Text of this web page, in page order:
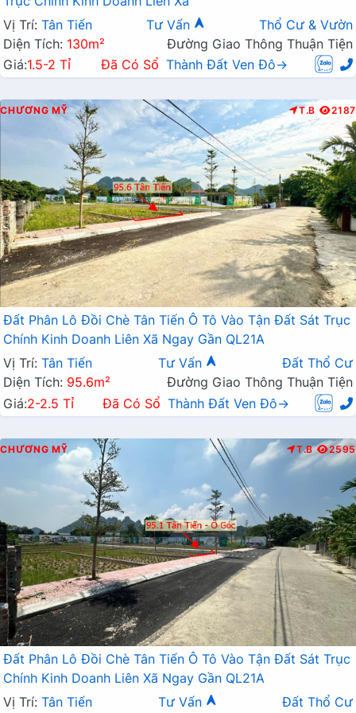
Vị Trí: Tân Tiến Tư Vấn
Thổ Cư & Vườn
Diện Tích: 130m²
Đường Giao Thông Thuận Tiện
Giá:1.5-2 Tỉ Đã Có Sổ Thành Đất Ven Đô→
CHƯƠNG MỸ T.B 2187
Đất Phân Lô Đồi Chè Tân Tiến Ô Tô Vào Tận Đất Sát Trục
Chính Kinh Doanh Liên Xã Ngay Gần QL21A
Vị Trí: Tân Tiến Tư Vấn
Đất Thổ Cư
Diện Tích: 95.6m²
Đường Giao Thông Thuận Tiện
Giá:2-2.5 Tỉ Đã Có Sổ Thành Đất Ven Đô→
CHƯƠNG MỸ T.B 2595
Đất Phân Lô Đồi Chè Tân Tiến Ô Tô Vào Tận Đất Sát Trục
Chính Kinh Doanh Liên Xã Ngay Gần QL21A
Vị Trí: Tân Tiến Tư Vấn
Đất Thổ Cư